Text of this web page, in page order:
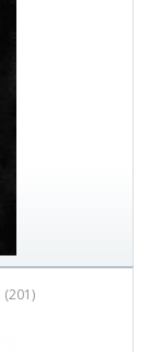
(201)